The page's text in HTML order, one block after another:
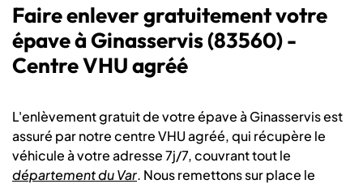
Faire enlever gratuitement votre
épave à Ginasservis (83560) -
Centre VHU agréé
L'enlèvement gratuit de votre épave à Ginasservis est
assuré par notre centre VHU agréé, qui récupère le
véhicule à votre adresse 7j/7, couvrant tout le
département du Var. Nous remettons sur place le